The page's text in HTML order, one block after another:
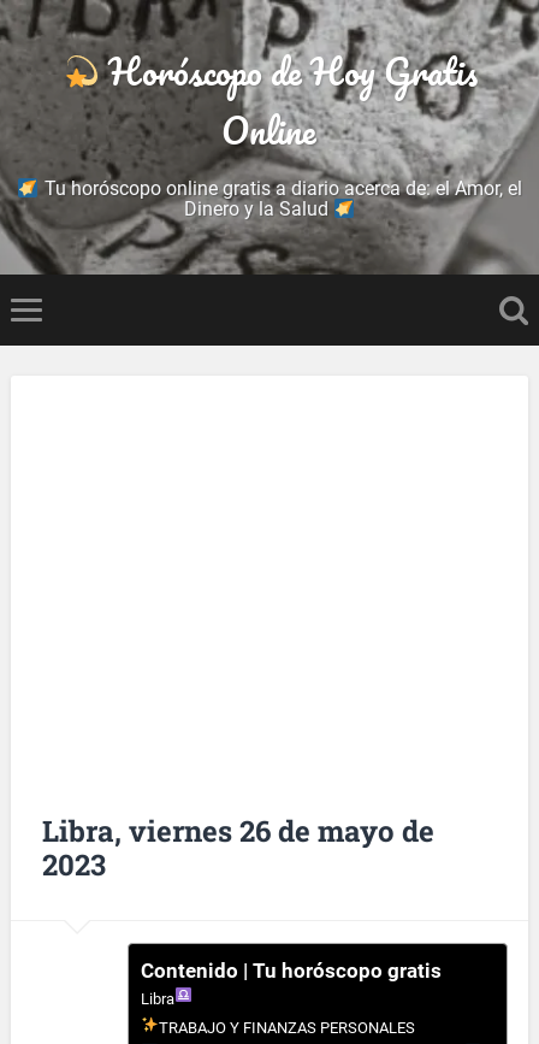
Horóscopo de Hoy Gratis
Online
Tu horóscopo online gratis a diario acerca de: el Amor, el
Dinero y la Salud
Libra, viernes 26 de mayo de
2023
Contenido | Tu horóscopo gratis
Libra
TRABAJO Y FINANZAS PERSONALES